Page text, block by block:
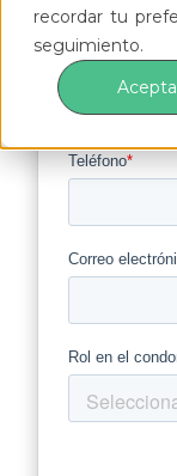
recordar tu
seguimiento.